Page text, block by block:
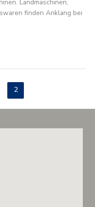
Landmaschinen,
finden Anklang bei
2